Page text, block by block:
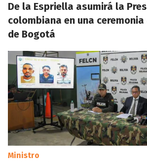
De la Espriella asumirá la
colombiana en una
de Bogotá
Ministro